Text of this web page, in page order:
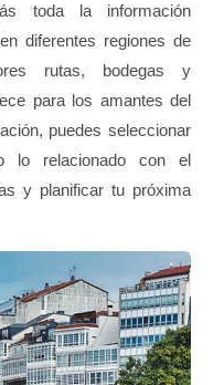
toda la información
diferentes regiones de
rutas, bodegas y
para los amantes del
puedes seleccionar
lo relacionado con el
y planificar tu próxima